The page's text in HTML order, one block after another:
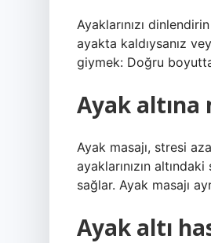
Ayaklarınızı
ayakta kaldıysanız
giymek: Doğru
Ayak altına
Ayak masajı, stresi
ayaklarınızın
sağlar. Ayak masajı
Ayak altı